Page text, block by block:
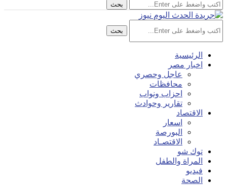
بحث
بحث
الرئيسية
اخبار مصر
عاجل وحصري
محافظات
احزاب ونواب
تقارير وحوادث
الاقتصاد
اسعار
البورصة
الاقتصـاد
توك شو
المراة والطفل
فيديو
الصحة